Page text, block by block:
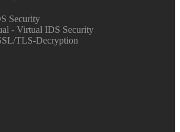
Security
- Virtual IDS Security
TLS-Decryption